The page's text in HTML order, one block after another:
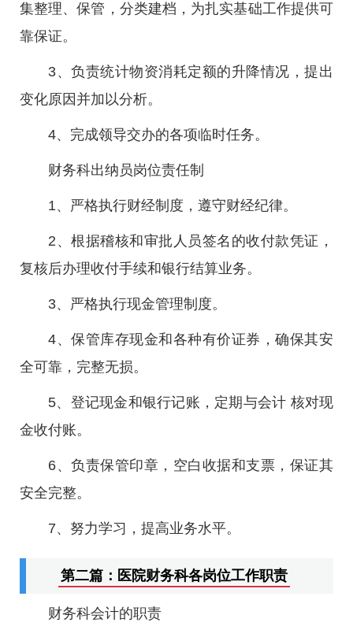
集整理、保管，分类建档，为扎实基础工作提供可
靠保证。
3、负责统计物资消耗定额的升降情况，提出
变化原因并加以分析。
4、完成领导交办的各项临时任务。
财务科出纳员岗位责任制
1、严格执行财经制度，遵守财经纪律。
2、根据稽核和审批人员签名的收付款凭证，
复核后办理收付手续和银行结算业务。
3、严格执行现金管理制度。
4、保管库存现金和各种有价证券，确保其安
全可靠，完整无损。
5、登记现金和银行记账，定期与会计 核对现
金收付账。
6、负责保管印章，空白收据和支票，保证其
安全完整。
7、努力学习，提高业务水平。
第二篇：医院财务科各岗位工作职责
财务科会计的职责